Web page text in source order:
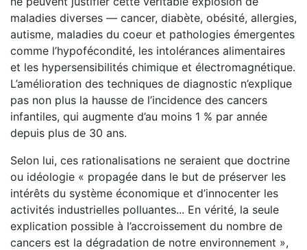
maladies diverses — cancer, diabète, obésité, allergies,
autisme, maladies du coeur et pathologies émergentes
comme l’hypofécondité, les intolérances alimentaires
et les hypersensibilités chimique et électromagnétique.
L’amélioration des techniques de diagnostic n’explique
pas non plus la hausse de l’incidence des cancers
infantiles, qui augmente d’au moins 1 % par année
depuis plus de 30 ans.
Selon lui, ces rationalisations ne seraient que doctrine
ou idéologie « propagée dans le but de préserver les
intérêts du système économique et d’innocenter les
activités industrielles polluantes... En vérité, la seule
explication possible à l’accroissement du nombre de
cancers est la dégradation de notre environnement »,